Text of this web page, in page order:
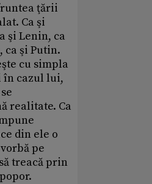
ţării
Ca şi
şi Lenin, ca
ca şi Putin.
cu simpla
în cazul lui,
realitate. Ca
din ele o
pe
treacă prin